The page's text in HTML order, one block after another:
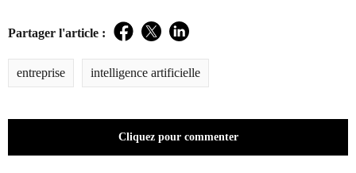
Partager l'article : Facebook
TwitterLinkedIn
entreprise intelligence artificielle
Cliquez pour commenter